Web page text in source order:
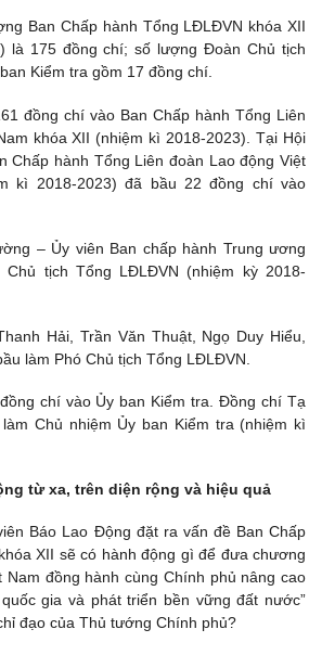
Ban Chấp hành Tổng LĐLĐVN khóa XII
là 175 đồng chí; số lượng Đoàn Chủ tịch
Kiểm tra gồm 17 đồng chí.
đồng chí vào Ban Chấp hành Tổng Liên
khóa XII (nhiệm kì 2018-2023). Tại Hội
Chấp hành Tổng Liên đoàn Lao động Việt
kì 2018-2023) đã bầu 22 đồng chí vào
– Ủy viên Ban chấp hành Trung ương
tịch Tổng LĐLĐVN (nhiệm kỳ 2018-
Hải, Trần Văn Thuật, Ngọ Duy Hiểu,
làm Phó Chủ tịch Tổng LĐLĐVN.
chí vào Ủy ban Kiểm tra. Đồng chí Tạ
Chủ nhiệm Ủy ban Kiểm tra (nhiệm kì
từ xa, trên diện rộng và hiệu quả
Báo Lao Động đặt ra vấn đề Ban Chấp
XII sẽ có hành động gì để đưa chương
Nam đồng hành cùng Chính phủ nâng cao
gia và phát triển bền vững đất nước”
đạo của Thủ tướng Chính phủ?